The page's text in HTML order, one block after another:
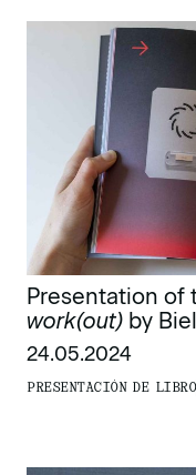
Presentation of
work(out) by
24.05.2024
PRESENTACIÓN DE LIBRO